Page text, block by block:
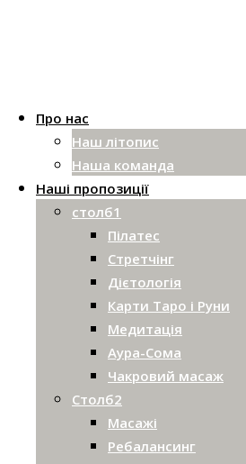
Про нас
Наш літопис
Наша команда
Наші пропозиції
столб1
Пілатес
Стретчінг
Дієтологія
Карти Таро і Руни
Медитація
Аура-Сома
Чакровий масаж
Столб2
Масажі
Ребалансинг